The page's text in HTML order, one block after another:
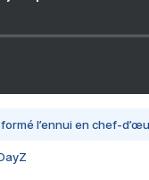
l’ennui en chef-